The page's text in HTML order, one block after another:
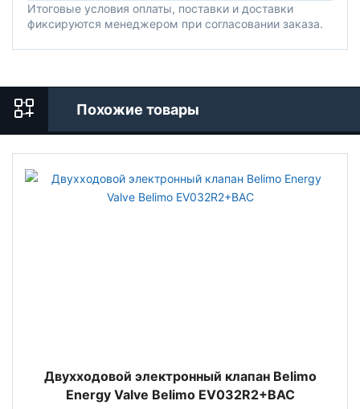
Итоговые условия оплаты, поставки и доставки
фиксируются менеджером при согласовании заказа.
Похожие товары
Двухходовой электронный клапан Belimo
Energy Valve Belimo EV032R2+BAC